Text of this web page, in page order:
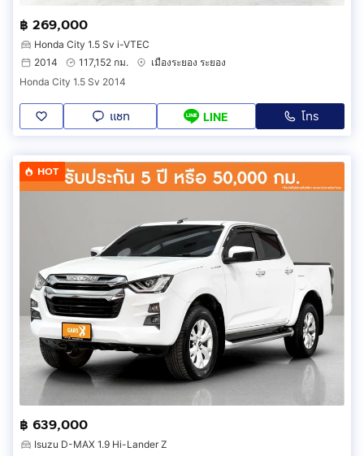
฿ 269,000
Honda City 1.5 Sv i-VTEC
2014
117,152 กม.
เมืองระยอง ระยอง
Honda City 1.5 Sv 2014
แชท LINE โทร
HOT
฿ 639,000
Isuzu D-MAX 1.9 Hi-Lander Z